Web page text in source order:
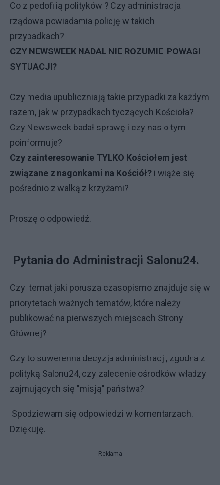
Co z pedofilią polityków ? Czy administracja
rządowa powiadamia policję w takich
przypadkach?
CZY NEWSWEEK NADAL NIE ROZUMIE POWAGI
SYTUACJI?
Czy media upubliczniają takie przypadki za każdym
razem, jak w przypadkach tyczących Kościoła?
Czy Newsweek badał sprawę i czy nas o tym
poinformuje?
Czy zainteresowanie TYLKO Kościołem jest
związane z nagonkami na Kościół? i wiąże się
pośrednio z walką z krzyżami?
Proszę o odpowiedź.
Pytania do Administracji Salonu24.
Czy temat jaki porusza czasopismo znajduje się w
priorytetach ważnych tematów, które należy
publikować na pierwszych miejscach Strony
Głównej?
Czy to suwerenna decyzja administracji, zgodna z
polityką Salonu24, czy zalecenie ośrodków władzy
zajmujących się "misją" państwa?
Spodziewam się odpowiedzi w komentarzach.
Dziękuję.
Reklama